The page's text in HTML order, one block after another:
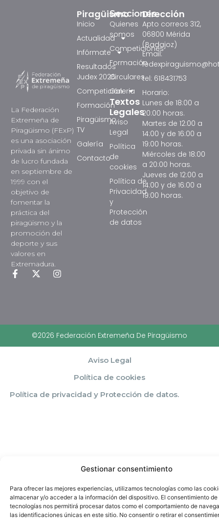
Gestionar consentimiento
Para ofrecer las mejores experiencias, utilizamos tecnologías como las
almacenar y/o acceder a la información del dispositivo. El consentimiento de
tecnologías nos permitirá procesar datos como el comportamiento de
las identificaciones únicas en este sitio. No consentir o retirar el
La Federación
Extremeña de
Piragüismo (FExP)
es una asociación
privada sin ánimo
de lucro fundada
en septiembre de
1999 con el
objetivo de
fomentar la
práctica del
piragüismo y la
promoción del
deporte y sus
valores en
Extremadura.
Secciones
Quienes
somos
Competiciones
Formación
Circulares
Galeria
Textos
Legales
Aviso
Legal
Política
de
cookies
Política de
Privacidad
y
Protección
de datos
Piragüismo
Inicio
Actualidad
Infórmate
Resultados
Judex 2026
Competición
Formación
Piragüismo
TV
Galería
Contacto
Dirección
Apto correos 312,
06800 Mérida
(Badajoz)
Email:
tel: 618431753
Horario:
Lunes de 18:00 a
20:00 horas.
Martes de 12:00 a
14:00 y de 16:00 a
19:00 horas.
Miércoles de 18:00
a 20:00 horas.
Jueves de 12:00 a
14:00 y de 16:00 a
19:00 horas.
©2026 Federación Extremeña De Piragüismo
Aviso Legal
Política de cookies
Política de privacidad y Protección de datos.